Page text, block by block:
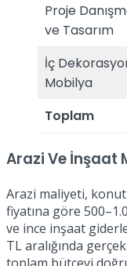
Proje
ve Tasarım
İç
Mobilya
Toplam
Arazi Ve İnşaat
Arazi maliyeti,
fiyatına göre
ve ince inşaat
TL aralığında